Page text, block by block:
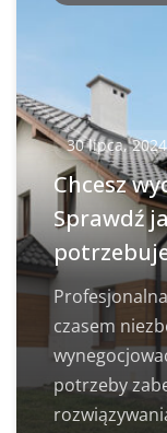
30 lipca, 2024
Chcesz
Sprawdź
czasem
potrzeby